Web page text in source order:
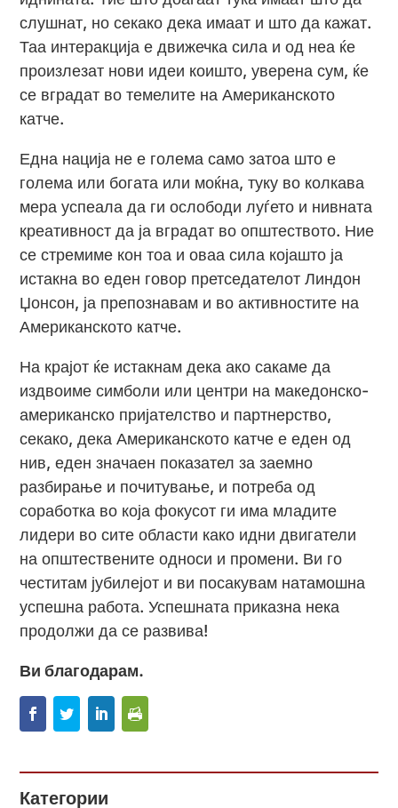
слушнат, но секако дека имаат и што да кажат.
Таа интеракција е движечка сила и од неа ќе
произлезат нови идеи коишто, уверена сум, ќе
се вградат во темелите на Американското
катче.
Една нација не е голема само затоа што е
голема или богата или моќна, туку во колкава
мера успеала да ги ослободи луѓето и нивната
креативност да ја вградат во општеството. Ние
се стремиме кон тоа и оваа сила којашто ја
истакна во еден говор претседателот Линдон
Џонсон, ја препознавам и во активностите на
Американското катче.
На крајот ќе истакнам дека ако сакаме да
издвоиме симболи или центри на македонско-
американско пријателство и партнерство,
секако, дека Американското катче е еден од
нив, еден значаен показател за заемно
разбирање и почитување, и потреба од
соработка во која фокусот ги има младите
лидери во сите области како идни двигатели
на општествените односи и промени. Ви го
честитам јубилејот и ви посакувам натамошна
успешна работа. Успешната приказна нека
продолжи да се развива!
Ви благодарам.
Категории